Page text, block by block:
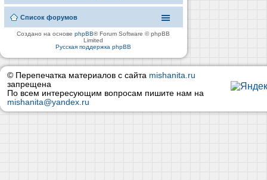
Список форумов
Создано на основеphpBB® Forum Software © phpBB
Limited
Русская поддержка phpBB
© Перепечатка материалов с сайта mishanita.ru
запрещена
По всем интересующим вопросам пишите нам на
mishanita@yandex.ru